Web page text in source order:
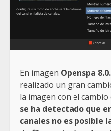
En imagen Openspa
realizado un gran
la imagen con el
se ha detectado que
canales no es posible